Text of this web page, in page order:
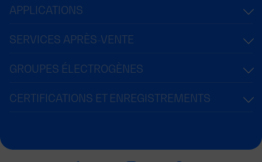
APPLICATIONS
SERVICES APRÈS-VENTE
GROUPES ÉLECTROGÈNES
CERTIFICATIONS ET ENREGISTREMENTS